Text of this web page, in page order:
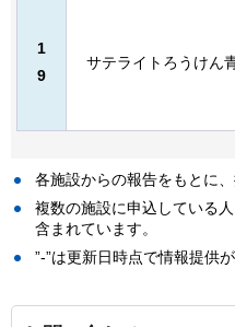
1
9
サテライトろうけん
各施設からの報告をもとに、
複数の施設に申込している
含まれています。
”-”は更新日時点で情報提供